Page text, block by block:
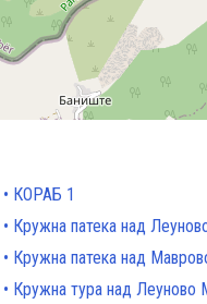
КОРАБ 1
Кружна патека над
Кружна патека над
Кружна тура над Леуново